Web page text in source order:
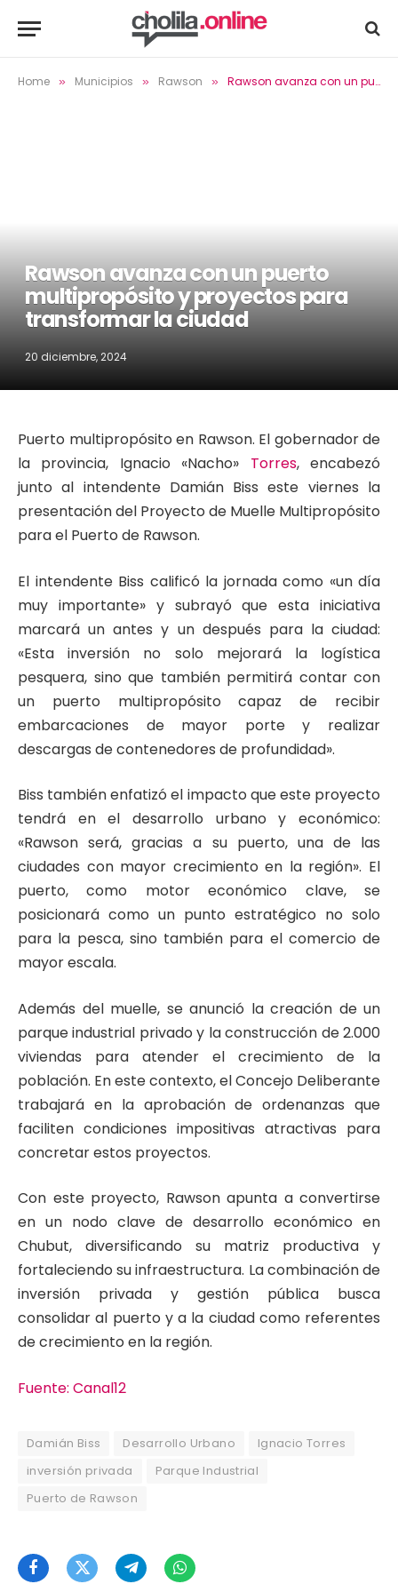
Home » Municipios » Rawson » Rawson avanza con un puerto multipropósito y proyectos para transformar la ciudad
Rawson avanza con un puerto
multipropósito y proyectos para
transformar la ciudad
20 diciembre, 2024
Puerto multipropósito en Rawson. El gobernador de
la provincia, Ignacio «Nacho» Torres, encabezó
junto al intendente Damián Biss este viernes la
presentación del Proyecto de Muelle Multipropósito
para el Puerto de Rawson.
El intendente Biss calificó la jornada como «un día
muy importante» y subrayó que esta iniciativa
marcará un antes y un después para la ciudad:
«Esta inversión no solo mejorará la logística
pesquera, sino que también permitirá contar con
un puerto multipropósito capaz de recibir
embarcaciones de mayor porte y realizar
descargas de contenedores de profundidad».
Biss también enfatizó el impacto que este proyecto
tendrá en el desarrollo urbano y económico:
«Rawson será, gracias a su puerto, una de las
ciudades con mayor crecimiento en la región». El
puerto, como motor económico clave, se
posicionará como un punto estratégico no solo
para la pesca, sino también para el comercio de
mayor escala.
Además del muelle, se anunció la creación de un
parque industrial privado y la construcción de 2.000
viviendas para atender el crecimiento de la
población. En este contexto, el Concejo Deliberante
trabajará en la aprobación de ordenanzas que
faciliten condiciones impositivas atractivas para
concretar estos proyectos.
Con este proyecto, Rawson apunta a convertirse
en un nodo clave de desarrollo económico en
Chubut, diversificando su matriz productiva y
fortaleciendo su infraestructura. La combinación de
inversión privada y gestión pública busca
consolidar al puerto y a la ciudad como referentes
de crecimiento en la región.
Fuente: Canal12
Damián Biss Desarrollo Urbano
Ignacio Torres
inversión privada
Parque Industrial
Puerto de Rawson
FacebookTwitterTelegramWhatsApp